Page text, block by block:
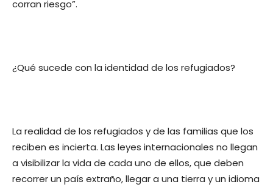
corran riesgo”.
¿Qué sucede con la identidad de los refugiados?
La realidad de los refugiados y de las familias que los
reciben es incierta. Las leyes internacionales no llegan
a visibilizar la vida de cada uno de ellos, que deben
recorrer un país extraño, llegar a una tierra y un idioma